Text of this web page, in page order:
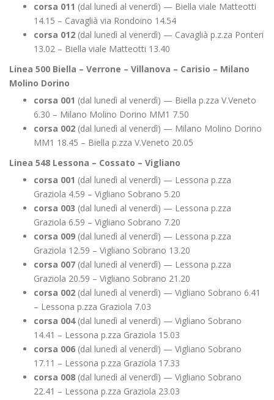
corsa 011 (dal lunedì al venerdì) — Biella viale Matteotti
14.15 – Cavaglià via Rondoino 14.54
corsa 012 (dal lunedì al venerdì) — Cavaglià p.z.za Ponteri
13.02 – Biella viale Matteotti 13.40
Linea 500 Biella – Verrone – Villanova – Carisio – Milano
Molino Dorino
corsa 001 (dal lunedì al venerdì) — Biella p.zza V.Veneto
6.30 – Milano Molino Dorino MM1 7.50
corsa 002 (dal lunedì al venerdì) — Milano Molino Dorino
MM1 18.45 – Biella p.zza V.Veneto 20.05
Linea 548 Lessona – Cossato – Vigliano
corsa 001 (dal lunedì al venerdì) — Lessona p.zza
Graziola 4.59 – Vigliano Sobrano 5.20
corsa 003 (dal lunedì al venerdì) — Lessona p.zza
Graziola 6.59 – Vigliano Sobrano 7.20
corsa 009 (dal lunedì al venerdì) — Lessona p.zza
Graziola 12.59 – Vigliano Sobrano 13.20
corsa 007 (dal lunedì al venerdì) — Lessona p.zza
Graziola 20.59 – Vigliano Sobrano 21.20
corsa 002 (dal lunedì al venerdì) — Vigliano Sobrano 6.41
– Lessona p.zza Graziola 7.03
corsa 004 (dal lunedì al venerdì) — Vigliano Sobrano
14.41 – Lessona p.zza Graziola 15.03
corsa 006 (dal lunedì al venerdì) — Vigliano Sobrano
17.11 – Lessona p.zza Graziola 17.33
corsa 008 (dal lunedì al venerdì) — Vigliano Sobrano
22.41 – Lessona p.zza Graziola 23.03